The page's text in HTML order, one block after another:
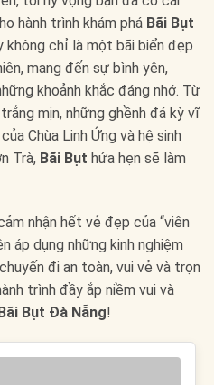
hành trình khám phá Bãi Bụt
không chỉ là một bãi biển đẹp
mang đến sự bình yên,
khoảnh khắc đáng nhớ. Từ
mịn, những ghềnh đá kỳ vĩ
Chùa Linh Ứng và hệ sinh
Trà, Bãi Bụt hứa hẹn sẽ làm
nhận hết vẻ đẹp của “viên
áp dụng những kinh nghiệm
đi an toàn, vui vẻ và trọn
trình đầy ắp niềm vui và
Bụt Đà Nẵng!